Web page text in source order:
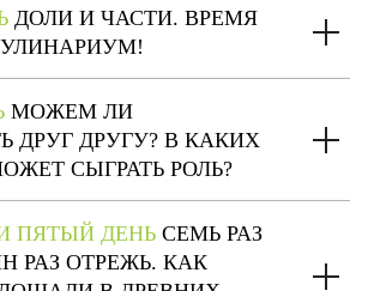
ДОЛИ И ЧАСТИ. ВРЕМЯ
МОЖЕМ ЛИ
ДРУГ ДРУГУ? В КАКИХ
СЫГРАТЬ РОЛЬ?
ПЯТЫЙ ДЕНЬ СЕМЬ РАЗ
РАЗ ОТРЕЖЬ. КАК